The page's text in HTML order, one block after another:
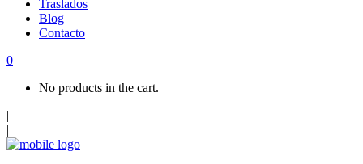
Traslados
Blog
Contacto
0
No products in the cart.
|
|